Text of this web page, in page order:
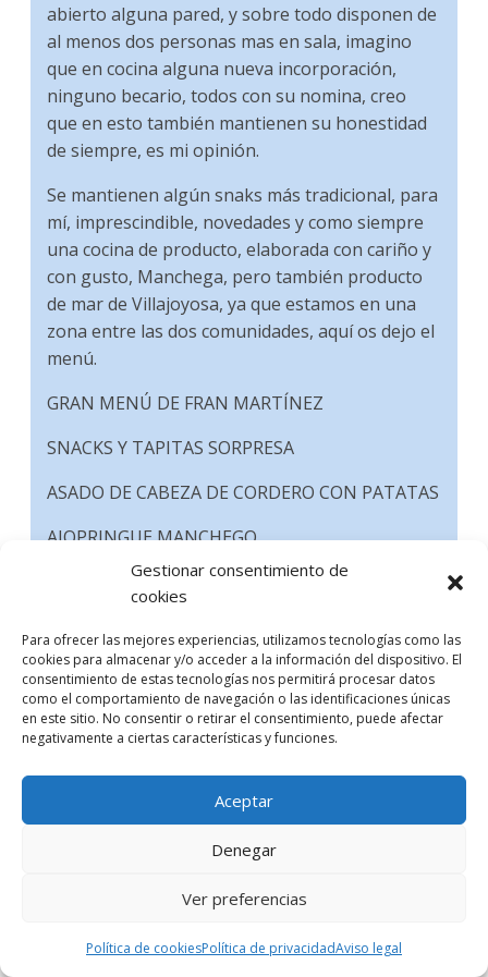
Gestionar consentimiento de
cookies
Para ofrecer las mejores experiencias, utilizamos tecnologías como las
cookies para almacenar y/o acceder a la información del dispositivo. El
consentimiento de estas tecnologías nos permitirá procesar datos
como el comportamiento de navegación o las identificaciones únicas
en este sitio. No consentir o retirar el consentimiento, puede afectar
negativamente a ciertas características y funciones.
Aceptar
Denegar
Ver preferencias
Política de cookiesPolítica de privacidadAviso legal
abierto alguna pared, y sobre todo disponen de
al menos dos personas mas en sala, imagino
que en cocina alguna nueva incorporación,
ninguno becario, todos con su nomina, creo
que en esto también mantienen su honestidad
de siempre, es mi opinión.
Se mantienen algún snaks más tradicional, para
mí, imprescindible, novedades y como siempre
una cocina de producto, elaborada con cariño y
con gusto, Manchega, pero también producto
de mar de Villajoyosa, ya que estamos en una
zona entre las dos comunidades, aquí os dejo el
menú.
GRAN MENÚ DE FRAN MARTÍNEZ
SNACKS Y TAPITAS SORPRESA
ASADO DE CABEZA DE CORDERO CON PATATAS
AJOPRINGUE MANCHEGO
ALMUERZO MANCHEGO
COL Y CALDO DE GALLINA
RAVIOLI DE REMOLACHA CON PISTO
MANCHEGO,
ZANGUANGO MANCHEGO CON CABALLA EN
HÍGADO DE RAPE CON EMULSIÓN DE
ESCABECHE DE CORAZÓN DE ATÚN,
BLIMI DE CONEJO AL AJILLO.